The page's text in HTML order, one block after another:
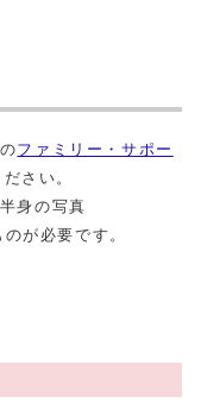
ファミリー・サポー
さい。
身の写真
が必要です。